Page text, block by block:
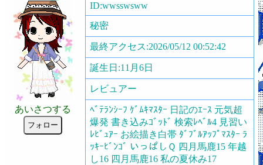
あいさつする
フォロー
ID:wwsswsww
秘密
最終アクセス:2026/05/12 00:52:42
誕生日:11月6日
レビュアー
ﾍﾞﾃﾗﾝｼｰﾌ ｹﾞﾑｷﾏｽﾀｰ 日記のｴｰｽ 元気超
爆発 書き込みｺﾞｯﾄﾞ 検索ﾚﾍﾞﾙ4 見習い
ﾚﾋﾞｭｱｰ お絵描き白帯 ﾀﾞﾌﾞﾙｱｯﾌﾟﾏｽﾀｰ ﾗ
ｯｷｰﾋﾞﾝｺﾞ いっぱしＱ 四月馬鹿15 年越
し16 四月馬鹿16 私の夏休み17